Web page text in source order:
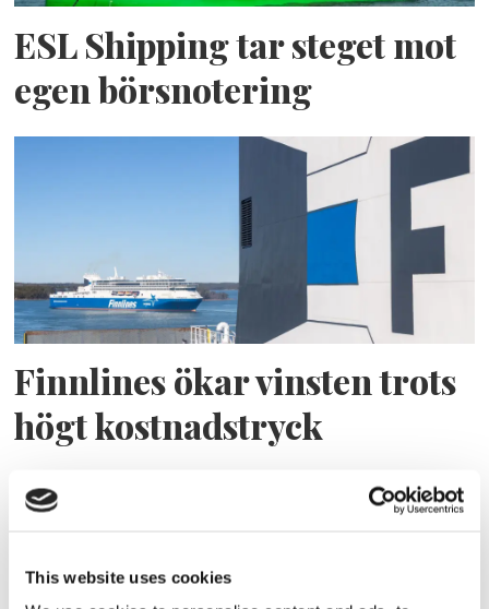
This website uses cookies
ESL Shipping tar steget mot
egen börsnotering
Finnlines ökar vinsten trots
högt kostnadstryck